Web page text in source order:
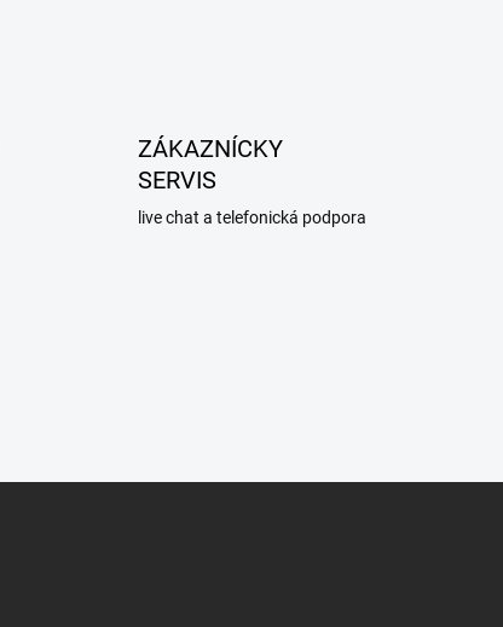
ZÁKAZNÍCKY
SERVIS
live chat a telefonická podpora